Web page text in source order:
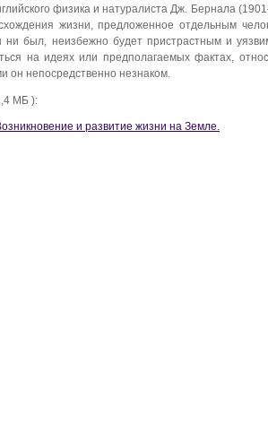
физика и натуралиста Дж. Бернала
жизни, предложенное отдельным
ни был, неизбежно будет пристрастным и
на идеях или предполагаемых фактах,
он непосредственно незнаком.
МБ ):
и развитие жизни на Земле.